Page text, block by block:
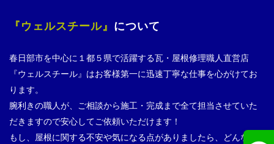
『ウェルスチール』 について
春日部市を中心に１都５県で活躍する瓦・屋根修理職人直営店
『ウェルスチール』はお客様第一に迅速丁寧な仕事を心がけてお
ります。
腕利きの職人が、ご相談から施工・完成まで全て担当させていた
だきますので安心してご依頼いただけます！
もし、屋根に関する不安や気になる点がありましたら、どんな小